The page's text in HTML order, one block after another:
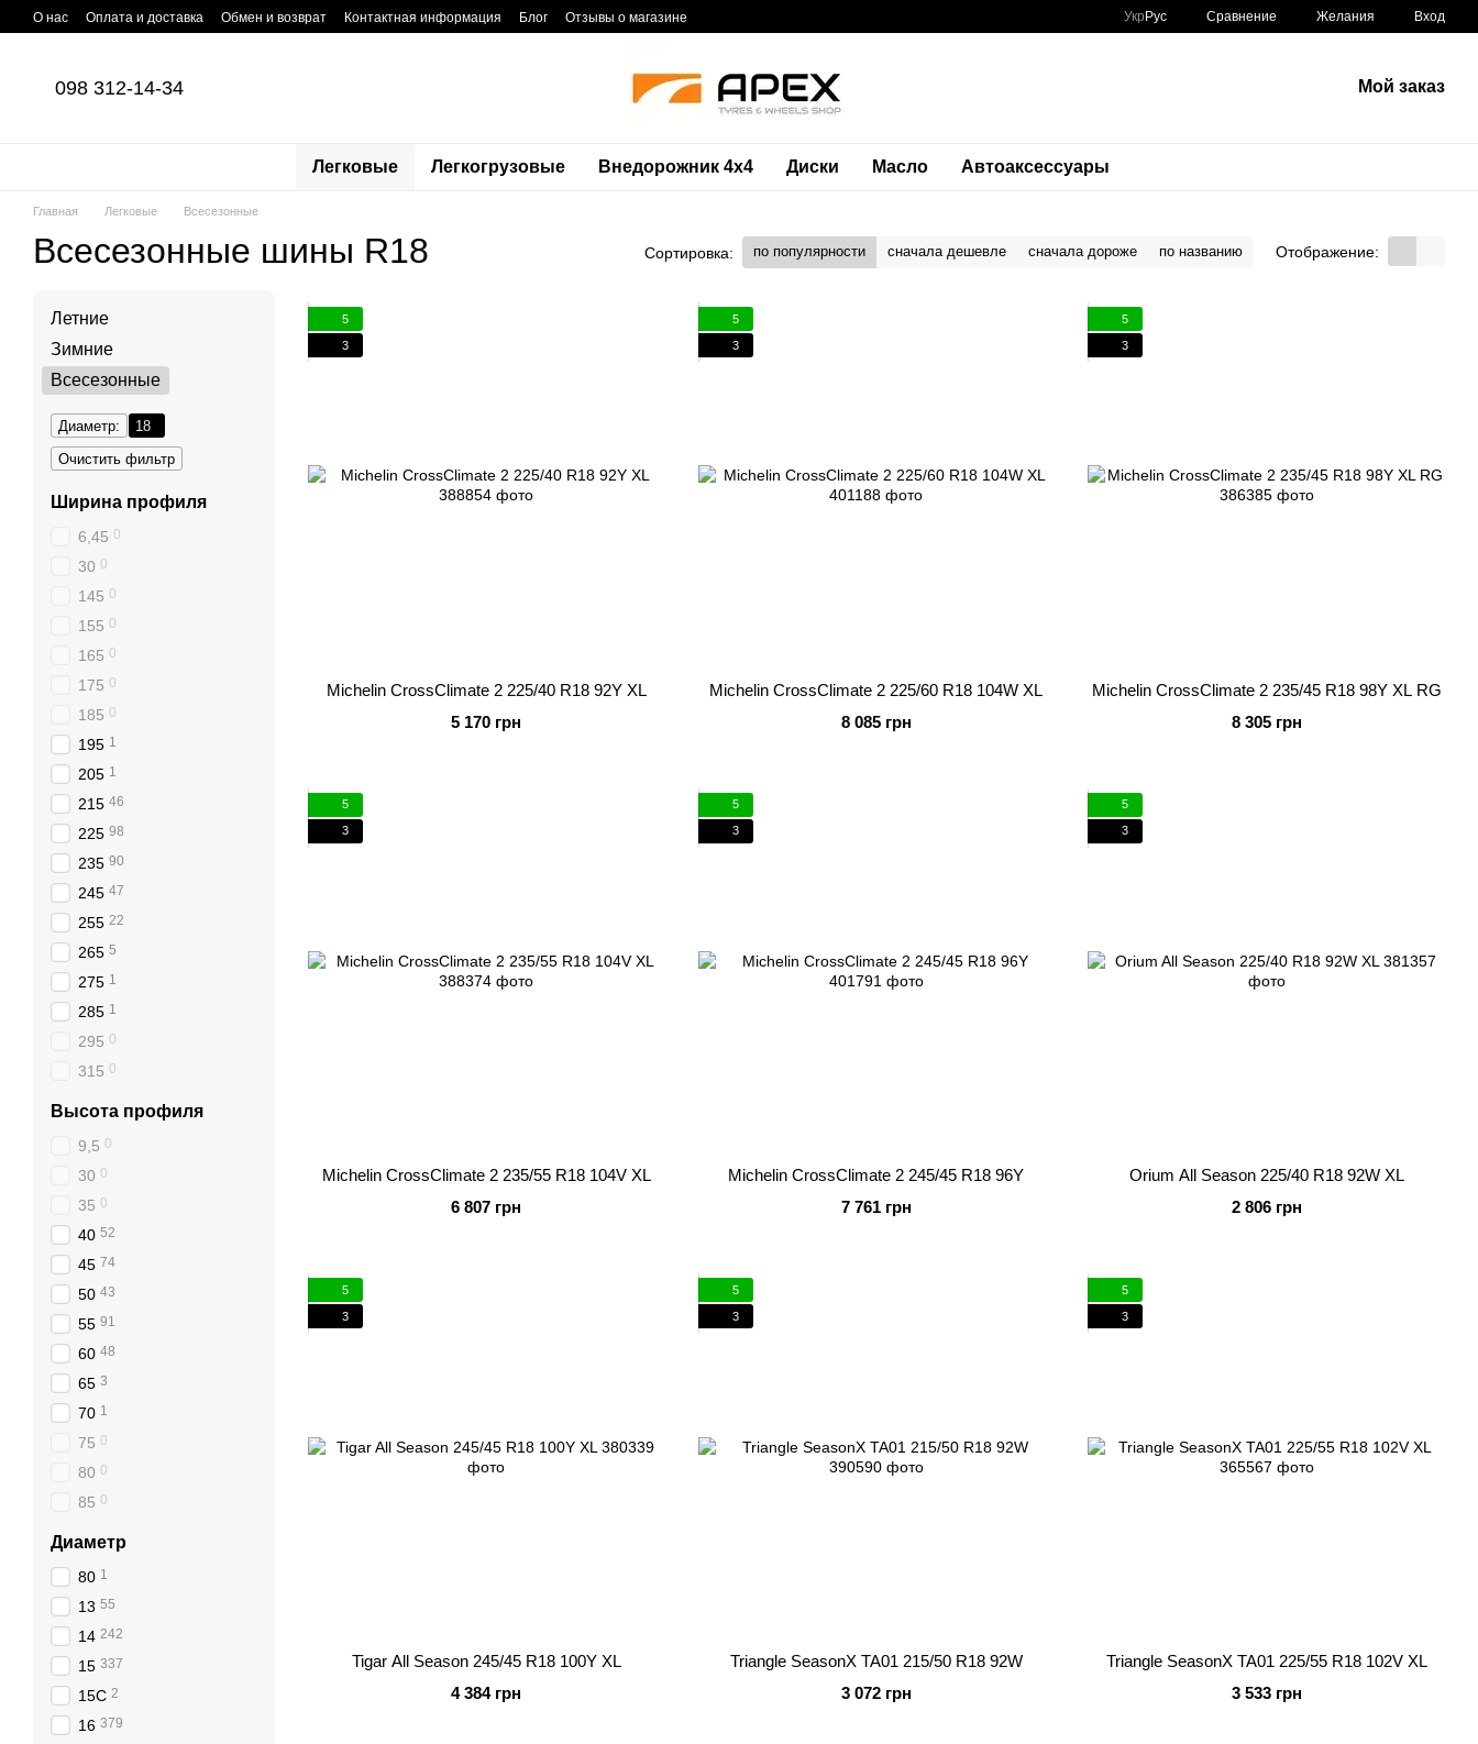
Перейти к основному контенту
О нас Оплата и доставка Обмен и возврат Контактная информация Блог Отзывы о магазине Укр Рус Сравнение Желания Вход
098 312-14-34 Мой заказ
Легковые Легкогрузовые Внедорожник 4х4 Диски Масло Автоаксессуары
Главная Легковые Всесезонные
Всесезонные шины R18 Сортировка: по популярности сначала дешевле сначала дороже по названию Отображение:
5
3
Michelin CrossClimate 2 225/40 R18 92Y XL
5 170 грн
5
3
Michelin CrossClimate 2 225/60 R18 104W XL
8 085 грн
5
3
Michelin CrossClimate 2 235/45 R18 98Y XL RG
8 305 грн
5
3
Michelin CrossClimate 2 235/55 R18 104V XL
6 807 грн
5
3
Michelin CrossClimate 2 245/45 R18 96Y
7 761 грн
5
3
Orium All Season 225/40 R18 92W XL
2 806 грн
5
3
Tigar All Season 245/45 R18 100Y XL
4 384 грн
5
3
Triangle SeasonX TA01 215/50 R18 92W
3 072 грн
5
3
Triangle SeasonX TA01 225/55 R18 102V XL
3 533 грн
Летние
Зимние
Всесезонные
Диаметр:
18
Очистить фильтр
Ширина профиля
6,45 0
30 0
145 0
155 0
165 0
175 0
185 0
195 1
205 1
215 46
225 98
235 90
245 47
255 22
265 5
275 1
285 1
295 0
315 0
Высота профиля
9,5 0
30 0
35 0
40 52
45 74
50 43
55 91
60 48
65 3
70 1
75 0
80 0
85 0
Диаметр
80 1
13 55
14 242
15 337
15C 2
16 379